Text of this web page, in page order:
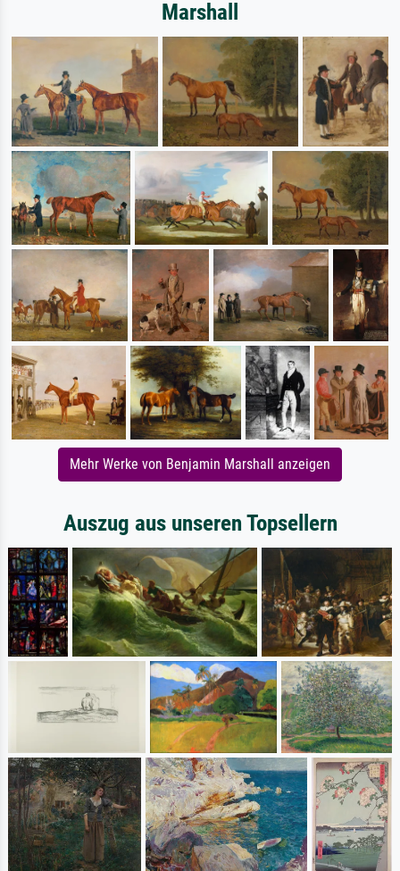
Marshall
Mehr Werke von Benjamin Marshall anzeigen
Auszug aus unseren Topsellern